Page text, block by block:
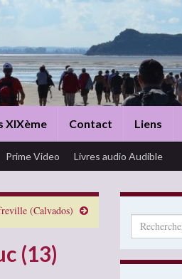
XIXème Contact Liens
Prime Video Livres audio Audible
(Calvados)
(13)
Search for: